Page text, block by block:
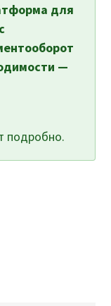
для
—
подробно.